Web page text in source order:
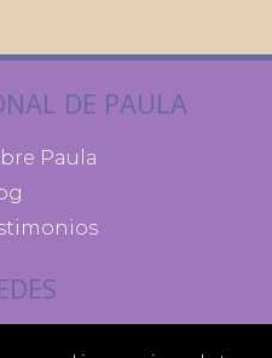
DE PAULA
Paula